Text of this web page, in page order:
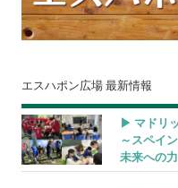
エスハポン広場 最新情報
▶︎ マドリ
～スペイ
未来への